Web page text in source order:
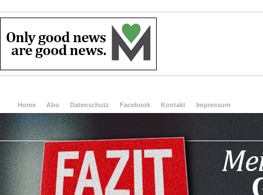
Home Abo Datenschutz Facebook Kontakt Impressum